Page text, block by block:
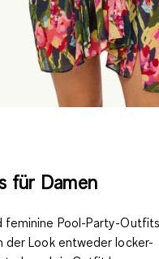
für Damen
feminine Pool-Party-
der Look entweder locker-